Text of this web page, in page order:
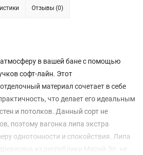
Отзывы (0)
в вашей бане с помощью
софт-лайн. Этот
материал сочетает в себе
что делает его идеальным
и потолков. Данный сорт не
поэтому вагонка липа экстра
однотонности и спокойствия. Липа
из республики Марий Эл. не